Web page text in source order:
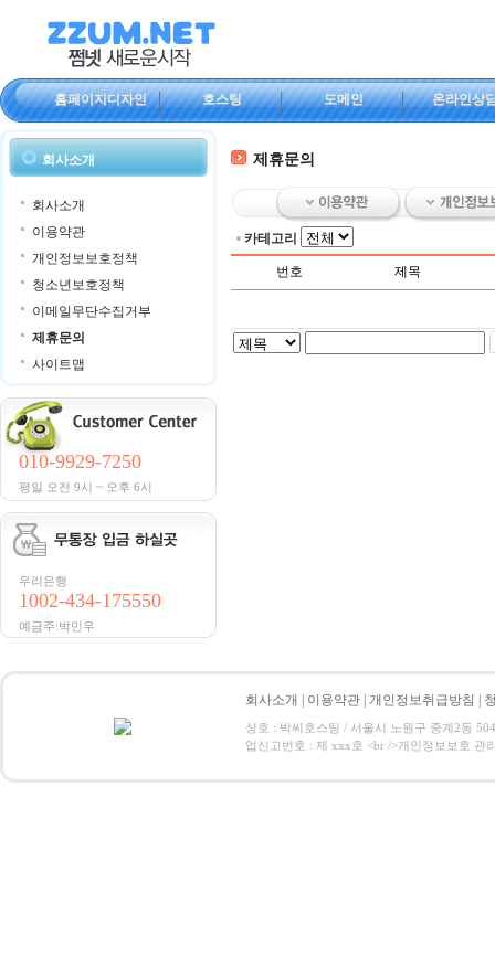
홈페이지디자인 호스팅 도메인 온라인상
회사소개
회사소개
이용약관
개인정보보호정책
청소년보호정책
이메일무단수집거부
제휴문의
사이트맵
010-9929-7250
평일 오전 9시 ~ 오후 6시
우리은행
1002-434-175550
예금주:박민우
제휴문의
카테고리
번호 제목
회사소개 이용약관 개인정보취급방침
상호 : 박씨호스팅 / 서울시 노원구 중계2동
업신고번호 : 제 xxx호 <br />개인정보보호 관